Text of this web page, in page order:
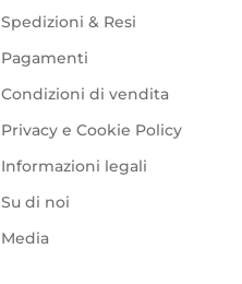
Spedizioni & Resi
Pagamenti
Condizioni di vendita
Privacy e Cookie Policy
Informazioni legali
Su di noi
Media